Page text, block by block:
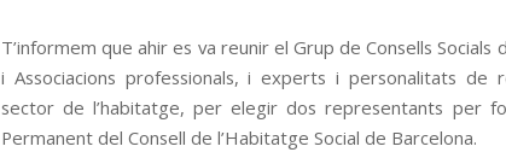
T’informem que ahir es va reunir el Grup de Consells Socials
i Associacions professionals, i experts i personalitats de
sector de l’habitatge, per elegir dos representants per
Permanent del Consell de l’Habitatge Social de Barcelona.